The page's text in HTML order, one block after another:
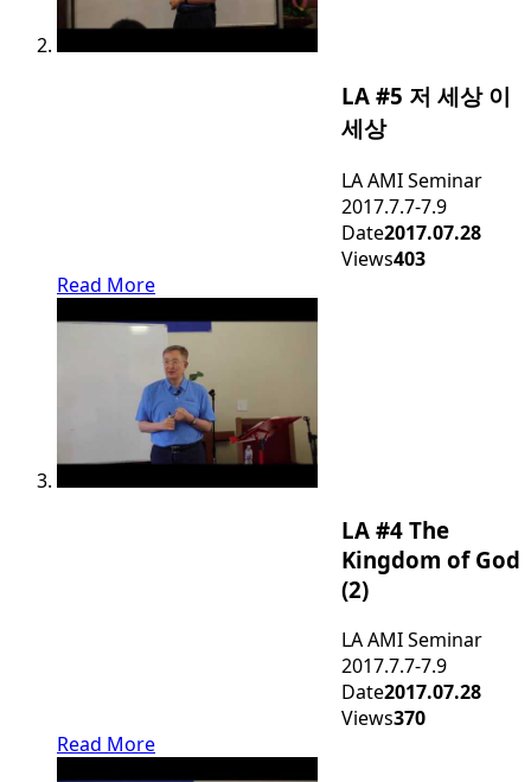
LA #5 저 세상 이
세상
LA AMI Seminar
2017.7.7-7.9
Date2017.07.28
Views403
Read More
LA #4 The
Kingdom of God
(2)
LA AMI Seminar
2017.7.7-7.9
Date2017.07.28
Views370
Read More